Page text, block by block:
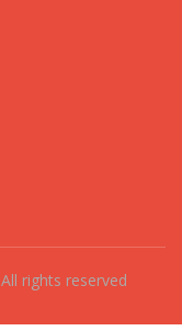
All rights reserved